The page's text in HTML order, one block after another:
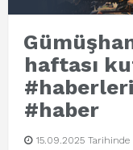
haftası
#haber
15.09.2025 Tarihinde